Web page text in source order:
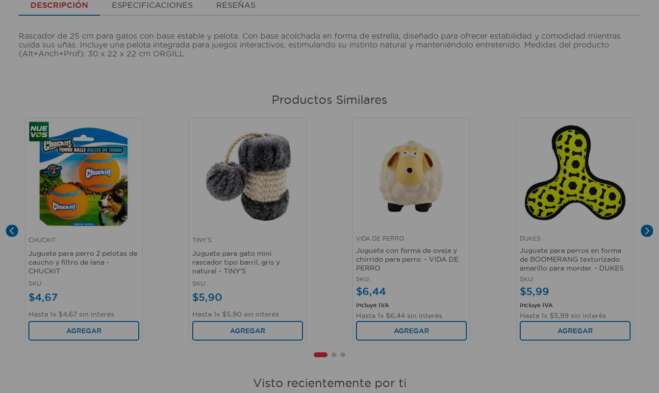
DESCRIPCIÓN ESPECIFICACIONES RESEÑAS
Rascador de 25 cm para gatos con base estable y pelota. Con base acolchada en forma de estrella, diseñado para ofrecer estabilidad y comodidad mientras
cuida sus uñas. Incluye una pelota integrada para juegos interactivos, estimulando su instinto natural y manteniéndolo entretenido. Medidas del producto
(Alt+Anch+Prof): 30 x 22 x 22 cm ORGILL
Productos Similares
Vista rápida
CHUCKIT
Juguete para perro 2 pelotas de
caucho y filtro de lana -
CHUCKIT
SKU:
$4,67
Hasta 1x $4,67 sin interés
AGREGAR
Vista rápida
TINY'S
Juguete para gato mini
rascador tipo barril, gris y
natural - TINY'S
SKU:
$5,90
Hasta 1x $5,90 sin interés
AGREGAR
VIDA DE PERRO
Juguete con forma de oveja y
chirrido para perro. - VIDA DE
PERRO
SKU:
$6,44
Incluye IVA
Hasta 1x $6,44 sin interés
AGREGAR
DUKES
Juguete para perros en forma
de BOOMERANG texturizado
amarillo para morder. - DUKES
SKU:
$5,99
Incluye IVA
Hasta 1x $5,99 sin interés
AGREGAR
Visto recientemente por ti